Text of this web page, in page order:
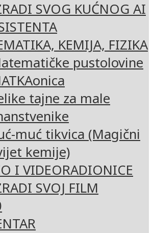
SVOG KUĆNOG AI
KEMIJA, FIZIKA
pustolovine
tajne za male
muć tikvica (Magični
kemije)
I VIDEORADIONICE
SVOJ FILM